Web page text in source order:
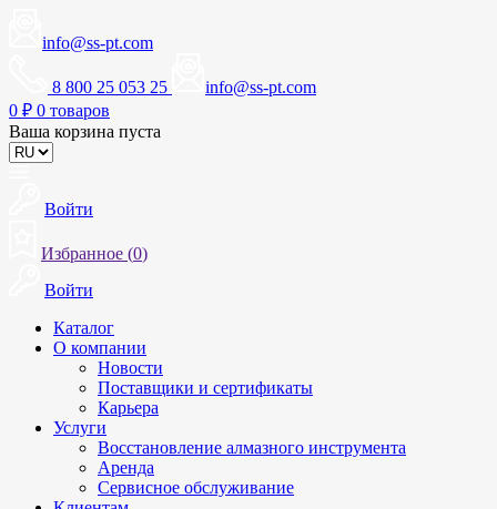
info@ss-pt.com
8 800 25 053 25
info@ss-pt.com
0 ₽ 0 товаров
Ваша корзина пуста
Войти
Избранное (0)
Войти
Каталог
О компании
Новости
Поставщики и сертификаты
Карьера
Услуги
Восстановление алмазного инструмента
Аренда
Сервисное обслуживание